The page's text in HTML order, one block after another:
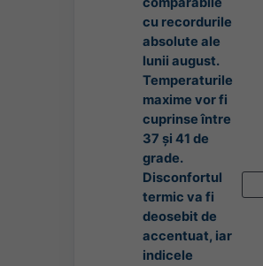
cu recordurile
absolute ale
lunii august.
Temperaturile
maxime vor fi
cuprinse între
37 și 41 de
grade.
Disconfortul
termic va fi
deosebit de
accentuat, iar
indicele